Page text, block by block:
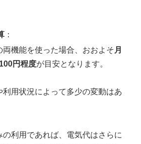
：
両機能を使った場合、おおよそ 月
円程度が目安となります。
利用状況によって多少の変動はあ
の利用であれば、電気代はさらに